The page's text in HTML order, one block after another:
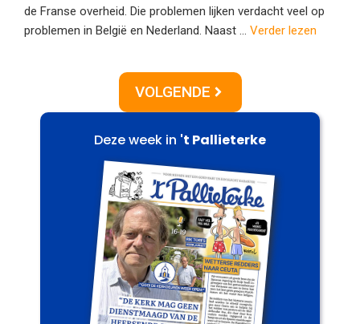
de Franse overheid. Die problemen lijken verdacht veel op
problemen in België en Nederland. Naast ... Verder lezen
VOLGENDE
Deze week in 't Pallieterke